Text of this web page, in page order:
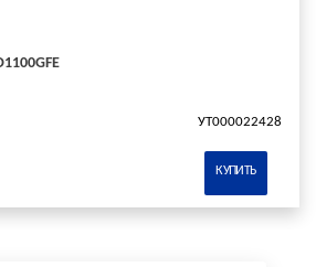
УТ000022428
КУПИТЬ